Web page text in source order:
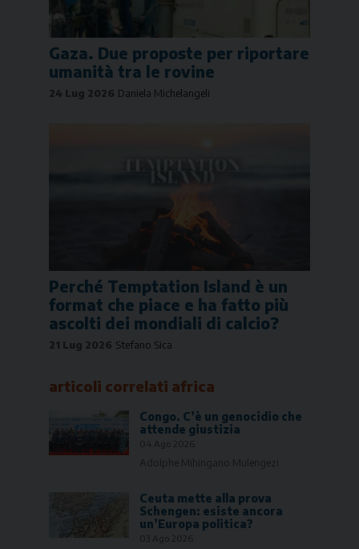
Gaza. Due proposte per riportare
umanità tra le rovine
24 Lug 2026 Daniela Michelangeli
Perché Temptation Island è un
format che piace e ha fatto più
ascolti dei mondiali di calcio?
21 Lug 2026 Stefano Sica
articoli correlati africa
Congo. C’è un genocidio che
attende giustizia
04 Ago 2026
Adolphe Mihingano Mulengezi
Ceuta mette alla prova
Schengen: esiste ancora
un’Europa politica?
03 Ago 2026